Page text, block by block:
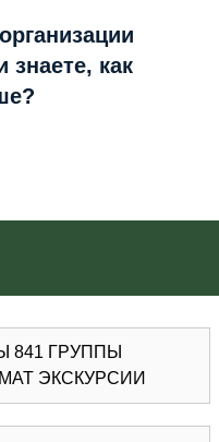
знаете, как
841 ГРУППЫ
ЭКСКУРСИИ